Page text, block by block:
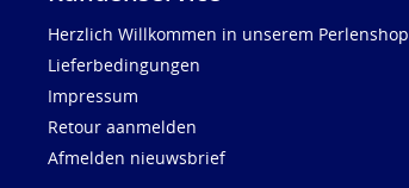
Herzlich Willkommen in unserem Perlenshop
Lieferbedingungen
Impressum
Retour aanmelden
Afmelden nieuwsbrief